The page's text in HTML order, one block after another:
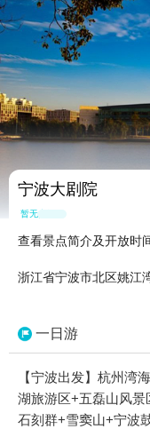
宁波大剧院
暂无点评
查看景点简介及开放时
浙江省宁波市北区姚江
一日游
【宁波出发】杭州湾
湖旅游区+五磊山风
石刻群+雪窦山+宁波
